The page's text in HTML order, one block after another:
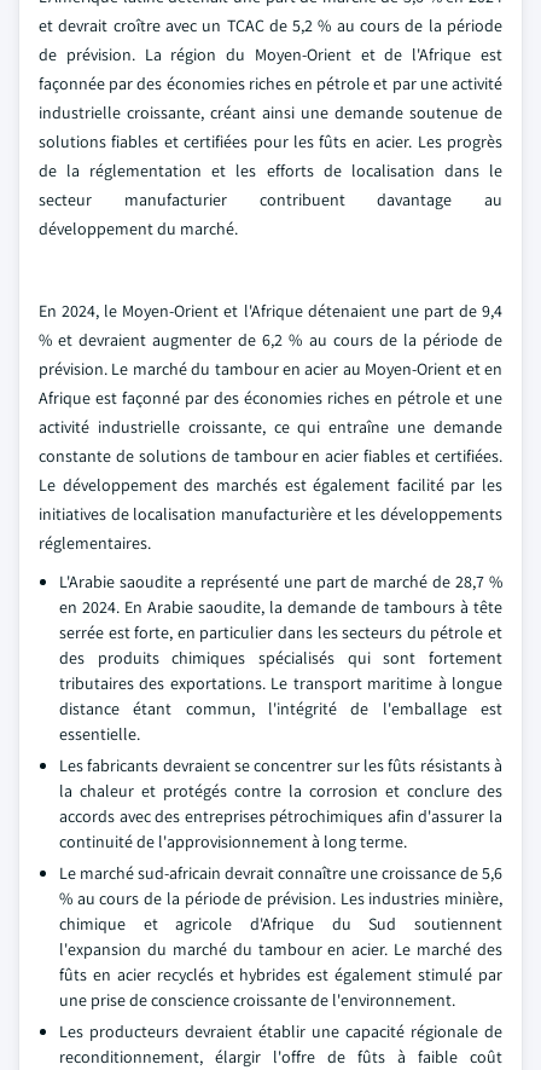
et devrait croître avec un TCAC de 5,2 % au cours de la période
de prévision. La région du Moyen-Orient et de l'Afrique est
façonnée par des économies riches en pétrole et par une activité
industrielle croissante, créant ainsi une demande soutenue de
solutions fiables et certifiées pour les fûts en acier. Les progrès
de la réglementation et les efforts de localisation dans le
secteur manufacturier contribuent davantage au
développement du marché.
En 2024, le Moyen-Orient et l'Afrique détenaient une part de 9,4
% et devraient augmenter de 6,2 % au cours de la période de
prévision. Le marché du tambour en acier au Moyen-Orient et en
Afrique est façonné par des économies riches en pétrole et une
activité industrielle croissante, ce qui entraîne une demande
constante de solutions de tambour en acier fiables et certifiées.
Le développement des marchés est également facilité par les
initiatives de localisation manufacturière et les développements
réglementaires.
L'Arabie saoudite a représenté une part de marché de 28,7 %
en 2024. En Arabie saoudite, la demande de tambours à tête
serrée est forte, en particulier dans les secteurs du pétrole et
des produits chimiques spécialisés qui sont fortement
tributaires des exportations. Le transport maritime à longue
distance étant commun, l'intégrité de l'emballage est
essentielle.
Les fabricants devraient se concentrer sur les fûts résistants à
la chaleur et protégés contre la corrosion et conclure des
accords avec des entreprises pétrochimiques afin d'assurer la
continuité de l'approvisionnement à long terme.
Le marché sud-africain devrait connaître une croissance de 5,6
% au cours de la période de prévision. Les industries minière,
chimique et agricole d'Afrique du Sud soutiennent
l'expansion du marché du tambour en acier. Le marché des
fûts en acier recyclés et hybrides est également stimulé par
une prise de conscience croissante de l'environnement.
Les producteurs devraient établir une capacité régionale de
reconditionnement, élargir l'offre de fûts à faible coût